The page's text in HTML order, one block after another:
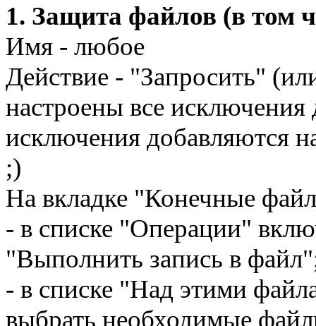
1. Защита файлов (в том
Имя - любое
Действие - "Запросить"
настроены все
исключения добавляются
;)
На вкладке "Конечные
- в списке "Операции"
"Выполнить запись в
- в списке "Над этими
выбрать необходимые